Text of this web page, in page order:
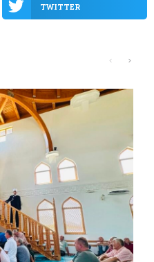
TWITTER